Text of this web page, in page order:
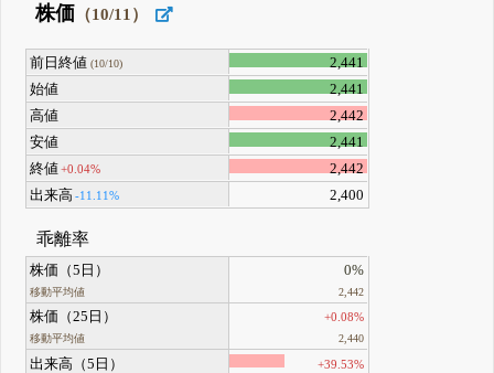
株価 （10/11）
前日終値 (10/10)
2,441
始値
2,441
高値
2,442
安値
2,441
終値+0.04%
2,442
出来高 -11.11% 2,400
乖離率
株価（5日）
移動平均値
0%
2,442
株価（25日）
移動平均値
+0.08%
2,440
出来高（5日） +39.53%